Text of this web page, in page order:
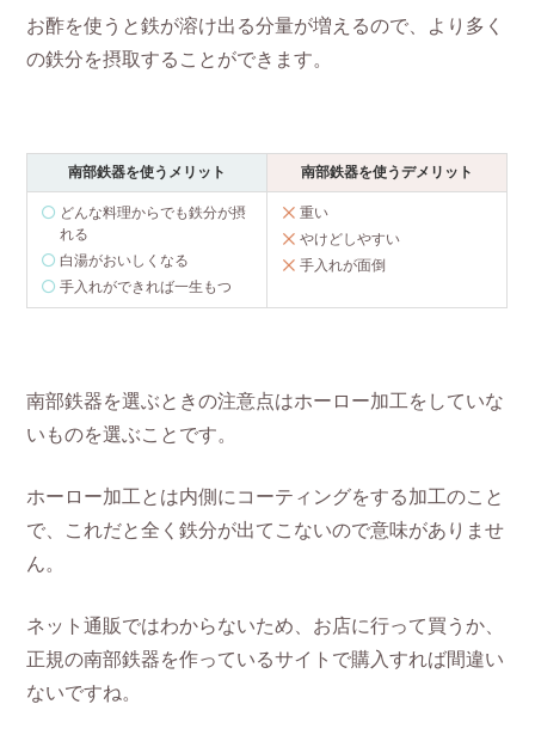
お酢を使うと鉄が溶け出る分量が増えるので、より多く
の鉄分を摂取することができます。
南部鉄器を使うメリット 南部鉄器を使うデメリット
どんな料理からでも鉄分が摂
れる
白湯がおいしくなる
手入れができれば一生もつ
重い
やけどしやすい
手入れが面倒
南部鉄器を選ぶときの注意点はホーロー加工をしていな
いものを選ぶことです。
ホーロー加工とは内側にコーティングをする加工のこと
で、これだと全く鉄分が出てこないので意味がありませ
ん。
ネット通販ではわからないため、お店に行って買うか、
正規の南部鉄器を作っているサイトで購入すれば間違い
ないですね。